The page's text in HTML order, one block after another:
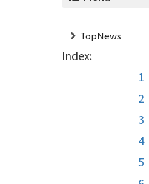
TopNews
Index:
1
2
3
4
5